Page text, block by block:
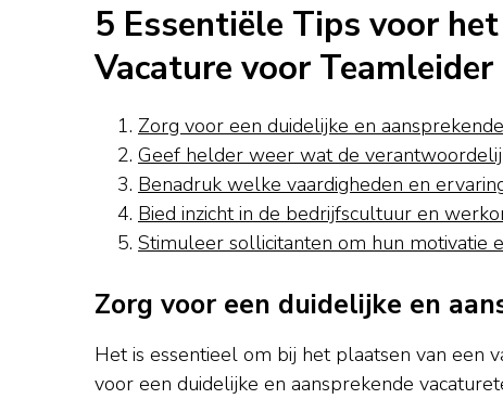
5 Essentiële Tips voor
Vacature voor
Zorg voor een duidelijke en
Geef helder weer wat de
Benadruk welke vaardigheden en
Bied inzicht in de bedrijfscultuur en
Stimuleer sollicitanten om hun motivatie
Zorg voor een duidelijke en
Het is essentieel om bij het plaatsen van een
voor een duidelijke en aansprekende